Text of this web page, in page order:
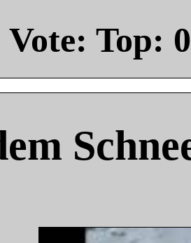
Vote: Top: 0